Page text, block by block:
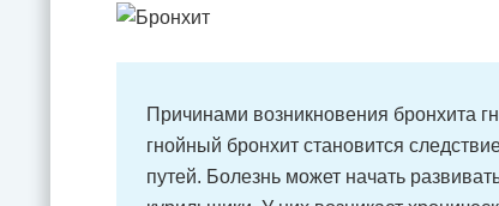
Причинами возникновения бронхита
гнойный бронхит становится
путей. Болезнь может начать